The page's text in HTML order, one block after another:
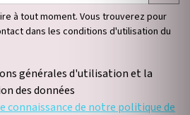
à tout moment. Vous trouverez pour
dans les conditions d'utilisation du
générales d'utilisation et la
des données
connaissance de notre politique de